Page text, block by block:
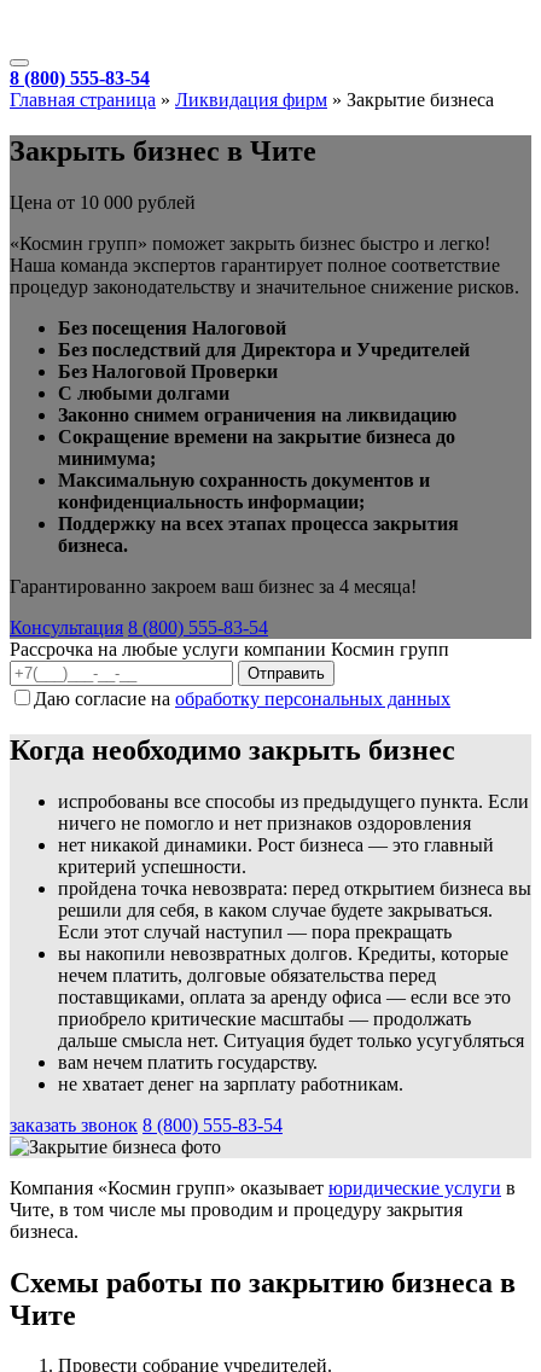
8 (800) 555-83-54
Главная страница » Ликвидация фирм » Закрытие бизнеса
Закрыть бизнес в Чите
Цена от 10 000 рублей
«Космин групп» поможет закрыть бизнес быстро и легко!
Наша команда экспертов гарантирует полное соответствие
процедур законодательству и значительное снижение рисков.
Без посещения Налоговой
Без последствий для Директора и Учредителей
Без Налоговой Проверки
С любыми долгами
Законно снимем ограничения на ликвидацию
Сокращение времени на закрытие бизнеса до
минимума;
Максимальную сохранность документов и
конфиденциальность информации;
Поддержку на всех этапах процесса закрытия
бизнеса.
Гарантированно закроем ваш бизнес за 4 месяца!
Консультация 8 (800) 555-83-54
Рассрочка на любые услуги компании Космин групп
Даю согласие на обработку персональных данных
Когда необходимо закрыть бизнес
испробованы все способы из предыдущего пункта. Если
ничего не помогло и нет признаков оздоровления
нет никакой динамики. Рост бизнеса — это главный
критерий успешности.
пройдена точка невозврата: перед открытием бизнеса вы
решили для себя, в каком случае будете закрываться.
Если этот случай наступил — пора прекращать
вы накопили невозвратных долгов. Кредиты, которые
нечем платить, долговые обязательства перед
поставщиками, оплата за аренду офиса — если все это
приобрело критические масштабы — продолжать
дальше смысла нет. Ситуация будет только усугубляться
вам нечем платить государству.
не хватает денег на зарплату работникам.
заказать звонок 8 (800) 555-83-54
Компания «Космин групп» оказывает юридические услуги в
Чите, в том числе мы проводим и процедуру закрытия
бизнеса.
Схемы работы по закрытию бизнеса в
Чите
Провести собрание учредителей.